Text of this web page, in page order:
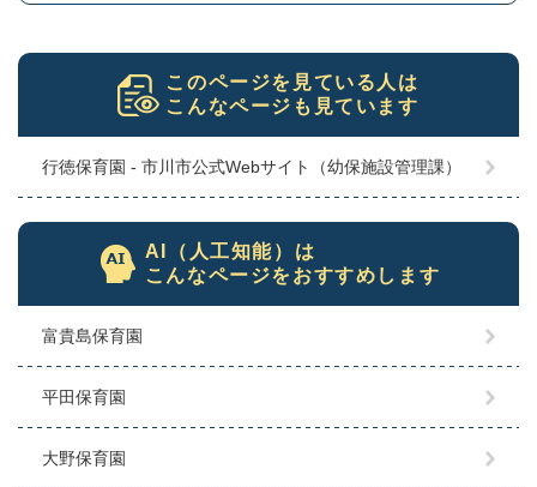
このページを見ている人は
こんなページも見ています
行徳保育園 - 市川市公式Webサイト（幼保施設管理課）
AI（人工知能）は
こんなページをおすすめします
富貴島保育園
平田保育園
大野保育園